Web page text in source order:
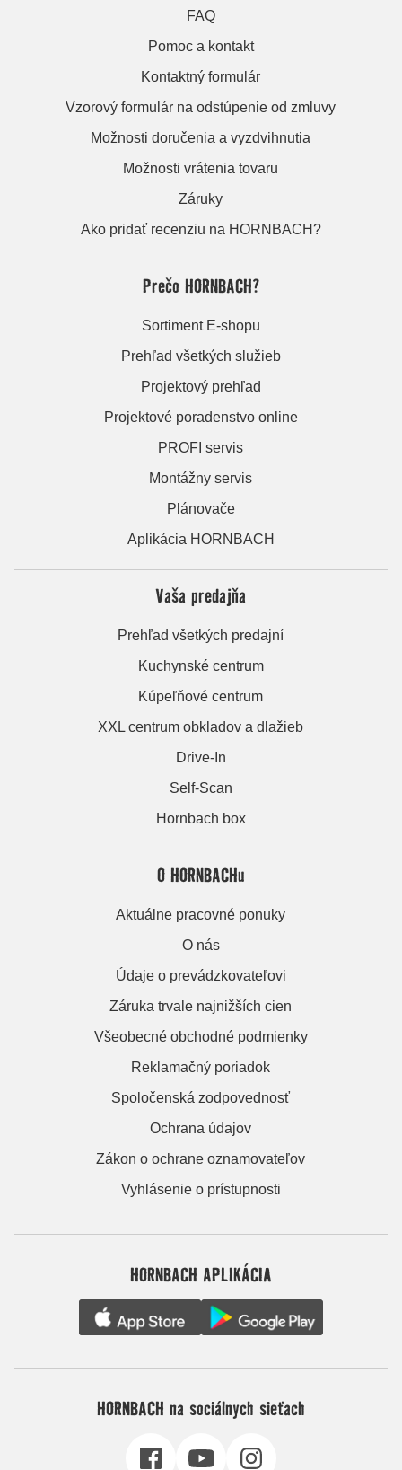
FAQ
Pomoc a kontakt
Kontaktný formulár
Vzorový formulár na odstúpenie od zmluvy
Možnosti doručenia a vyzdvihnutia
Možnosti vrátenia tovaru
Záruky
Ako pridať recenziu na HORNBACH?
Prečo HORNBACH?
Sortiment E-shopu
Prehľad všetkých služieb
Projektový prehľad
Projektové poradenstvo online
PROFI servis
Montážny servis
Plánovače
Aplikácia HORNBACH
Vaša predajňa
Prehľad všetkých predajní
Kuchynské centrum
Kúpeľňové centrum
XXL centrum obkladov a dlažieb
Drive-In
Self-Scan
Hornbach box
O HORNBACHu
Aktuálne pracovné ponuky
O nás
Údaje o prevádzkovateľovi
Záruka trvale najnižších cien
Všeobecné obchodné podmienky
Reklamačný poriadok
Spoločenská zodpovednosť
Ochrana údajov
Zákon o ochrane oznamovateľov
Vyhlásenie o prístupnosti
HORNBACH APLIKÁCIA
HORNBACH na sociálnych sieťach